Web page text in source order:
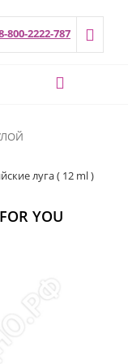
800-2222-787
луга ( 12 ml )
YOU